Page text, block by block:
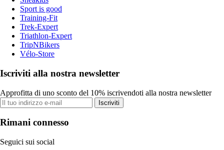
Sport is good
Training-Fit
Trek-Expert
Triathlon-Expert
TripNBikers
Vélo-Store
Iscriviti alla nostra newsletter
Approfitta di uno sconto del 10% iscrivendoti alla nostra newsletter
Iscriviti
Rimani connesso
Seguici sui social